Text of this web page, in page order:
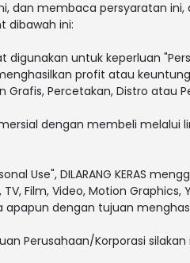
dan membaca persyaratan
dibawah ini:
digunakan untuk keperluan
profit atau
Grafis, Percetakan, Distro atau
dengan membeli melalui
Use", DILARANG KERAS
Film, Video, Motion
apapun dengan tujuan
Perusahaan/Korporasi silakan